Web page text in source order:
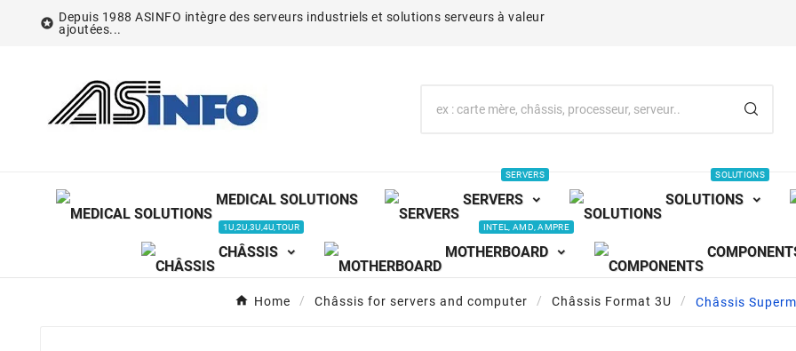
 Depuis 1988 ASINFO intègre des serveurs industriels et solutions serveurs à valeur
ajoutées...
MEDICAL SOLUTIONS SERVERS
SERVERS
SOLUTIONS
SOLUTIONS
CHÂSSIS
1U,2U,3U,4U,TOUR
MOTHERBOARD
INTEL, AMD, AMPRE
Home Châssis for servers and computer Châssis Format 3U Châssis